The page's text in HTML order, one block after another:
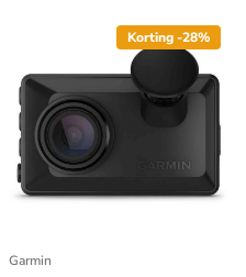
Korting -28%
Garmin